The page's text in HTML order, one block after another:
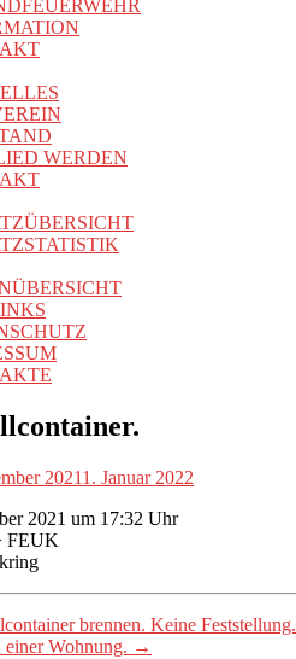
WERDEN
20211. Januar 2022
2021 um 17:32 Uhr
FEUK
brennen. Keine Feststellung.
Wohnung. →